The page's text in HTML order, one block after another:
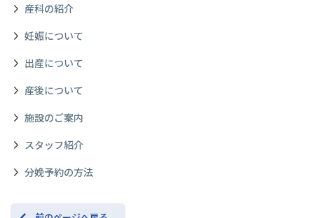
産科の紹介
妊娠について
出産について
産後について
施設のご案内
スタッフ紹介
分娩予約の方法